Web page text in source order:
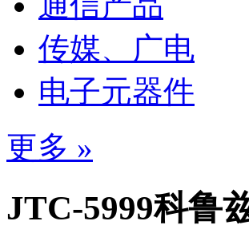
传媒、广电
电子元器件
更多 »
JTC-5999科鲁